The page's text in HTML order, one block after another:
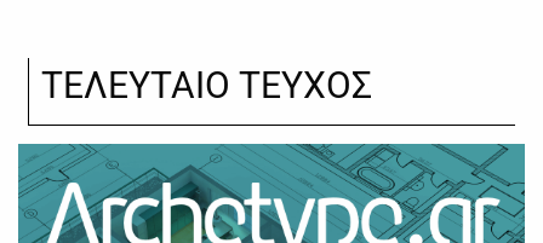
ΤΕΛΕΥΤΑΙΟ ΤΕΥΧΟΣ